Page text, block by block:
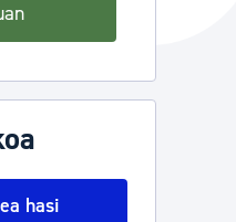
hasi